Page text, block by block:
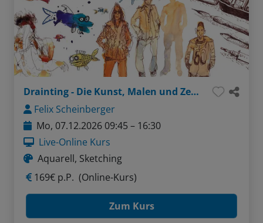
Drainting - Die Kunst, Malen und Zeichnen zu verbinden
Felix Scheinberger
Mo, 07.12.2026 09:45 – 16:30
Live-Online Kurs
Aquarell, Sketching
169€ p.P. (Online-Kurs)
Zum Kurs